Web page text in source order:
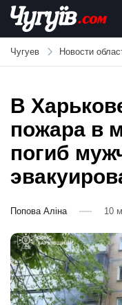
Skip
content
Chuguiv
Чугуев Новости
В
пожара в
погиб
Попова Аліна 10